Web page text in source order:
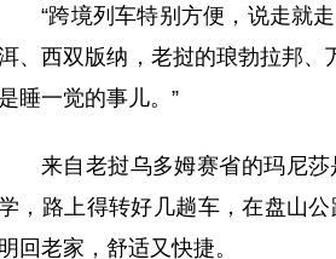
“跨境列车特别方便，说走就
、西双版纳，老挝的琅勃拉邦、
是睡一觉的事儿。”
来自老挝乌多姆赛省的玛尼
，路上得转好几趟车，在盘山
明回老家，舒适又快捷。